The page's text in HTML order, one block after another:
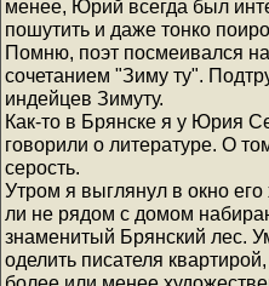
менее, Юрий всегда был
пошутить и даже тонко
Помню, поэт посмеивался
сочетанием "Зиму ту".
индейцев Зимуту.
Как-то в Брянске я у Юрия
говорили о литературе. О
серость.
Утром я выглянул в окно
ли не рядом с домом
знаменитый Брянский лес.
оделить писателя